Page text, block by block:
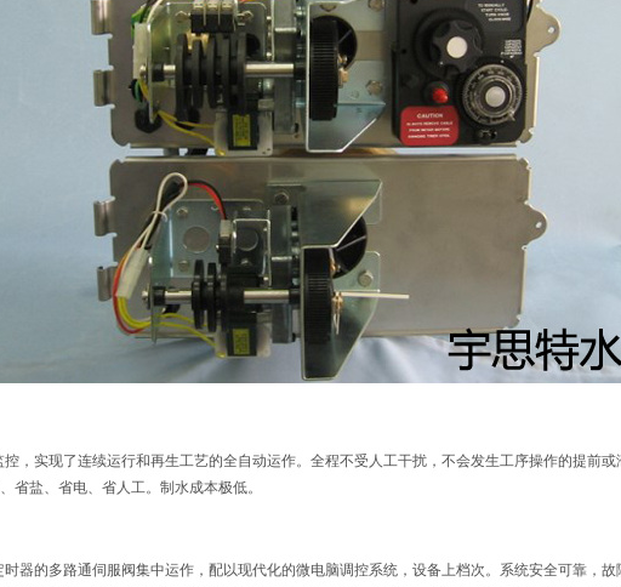
，实现了连续运行和再生工艺的全自动运作。全程不受人工干扰，不会发生工序操作的提前
省盐、省电、省人工。制水成本极低。
器的多路通伺服阀集中运作，配以现代化的微电脑调控系统，设备上档次。系统安全可靠，